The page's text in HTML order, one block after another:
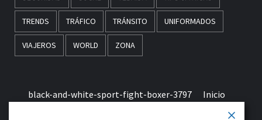
TRENDS TRÁFICO TRÁNSITO UNIFORMADOS
VIAJEROS WORLD ZONA
black-and-white-sport-fight-boxer-3797 Inicio